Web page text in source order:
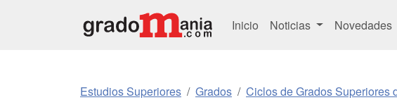
Inicio Noticias Novedades
Estudios Superiores Grados Ciclos de Grados Superiores